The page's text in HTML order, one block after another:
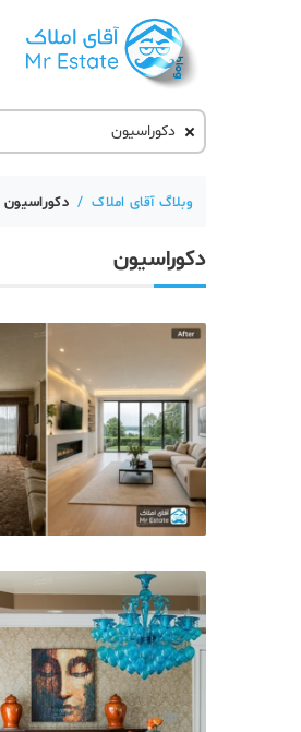
دکوراسیون
آقای مشاور املاک
آموزش پلتفرم آقای املاک
حقوقی
دانستنی
دکوراسیون
صنعت ساختمان
محله گردی
معماری
ملکی
همایش و نمایشگاه
وبلاگ آقای املاک / دکوراسیون
دکوراسیون